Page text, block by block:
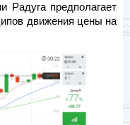
Радуга предполагает
движения цены на